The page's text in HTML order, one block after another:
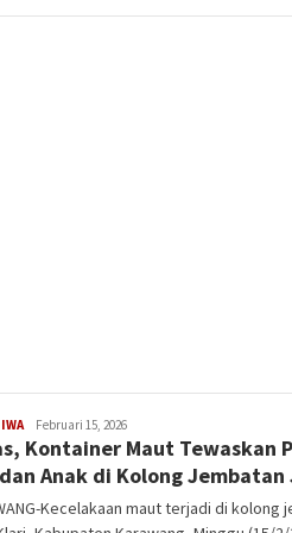
Delik
Februari 15, 2026
Kontainer Maut Tewaskan
Anak di Kolong Jembatan
Kecelakaan maut terjadi di kolong